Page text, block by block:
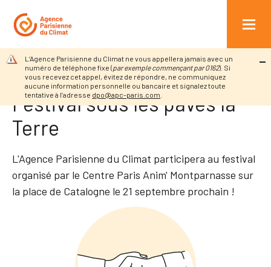
contenu
L’Agence Parisienne du Climat ne vous appellera jamais avec un
numéro de téléphone fixe (par exemple commençant par 0162). Si
vous recevez cet appel, évitez de répondre, ne communiquez
aucune information personnelle ou bancaire et signalez toute
tentative à l’adresse dpo@apc-paris.com
INFOS PRATIQUES
Retour à l’accueil Agenda Festival sous les pavés la…
Festival sous les pavés la
Terre
L'Agence Parisienne du Climat participera au festival
organisé par le Centre Paris Anim' Montparnasse sur
la place de Catalogne le 21 septembre prochain !